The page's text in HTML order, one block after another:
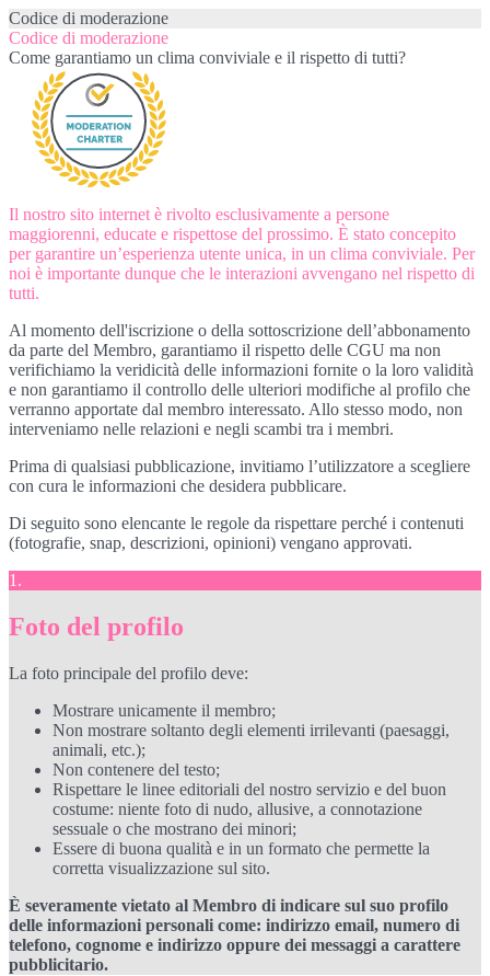
Codice di moderazione
Codice di moderazione
Come garantiamo un clima conviviale e il rispetto di tutti?
Il nostro sito internet è rivolto esclusivamente a persone
maggiorenni, educate e rispettose del prossimo. È stato concepito
per garantire un’esperienza utente unica, in un clima conviviale. Per
noi è importante dunque che le interazioni avvengano nel rispetto di
tutti.
Al momento dell'iscrizione o della sottoscrizione dell’abbonamento
da parte del Membro, garantiamo il rispetto delle CGU ma non
verifichiamo la veridicità delle informazioni fornite o la loro validità
e non garantiamo il controllo delle ulteriori modifiche al profilo che
verranno apportate dal membro interessato. Allo stesso modo, non
interveniamo nelle relazioni e negli scambi tra i membri.
Prima di qualsiasi pubblicazione, invitiamo l’utilizzatore a scegliere
con cura le informazioni che desidera pubblicare.
Di seguito sono elencante le regole da rispettare perché i contenuti
(fotografie, snap, descrizioni, opinioni) vengano approvati.
1.
Foto del profilo
La foto principale del profilo deve:
Mostrare unicamente il membro;
Non mostrare soltanto degli elementi irrilevanti (paesaggi,
animali, etc.);
Non contenere del testo;
Rispettare le linee editoriali del nostro servizio e del buon
costume: niente foto di nudo, allusive, a connotazione
sessuale o che mostrano dei minori;
Essere di buona qualità e in un formato che permette la
corretta visualizzazione sul sito.
È severamente vietato al Membro di indicare sul suo profilo
delle informazioni personali come: indirizzo email, numero di
telefono, cognome e indirizzo oppure dei messaggi a carattere
pubblicitario.